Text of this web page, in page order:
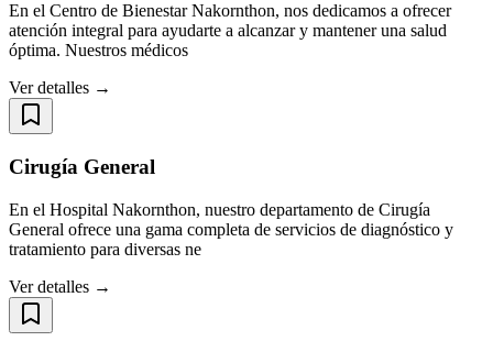
En el Centro de Bienestar Nakornthon, nos dedicamos a ofrecer
atención integral para ayudarte a alcanzar y mantener una salud
óptima. Nuestros médicos
Ver detalles →
Cirugía General
En el Hospital Nakornthon, nuestro departamento de Cirugía
General ofrece una gama completa de servicios de diagnóstico y
tratamiento para diversas ne
Ver detalles →